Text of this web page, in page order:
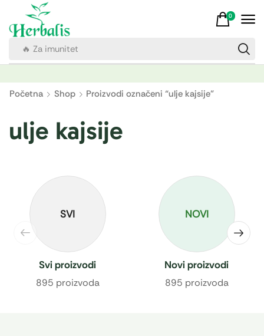
🔥 Za imunitet
0
Početna Shop Proizvodi označeni “ulje kajsije”
ulje kajsije
SVI
Svi proizvodi
895 proizvoda
NOVI
Novi proizvodi
895 proizvoda